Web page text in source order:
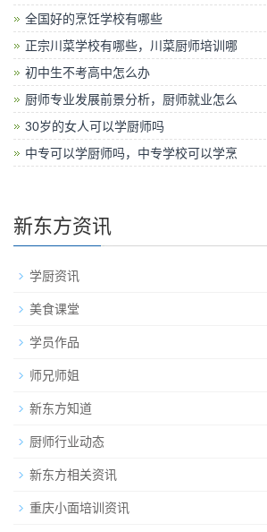
全国好的烹饪学校有哪些
正宗川菜学校有哪些，川菜厨师培训哪
初中生不考高中怎么办
厨师专业发展前景分析，厨师就业怎么
30岁的女人可以学厨师吗
中专可以学厨师吗，中专学校可以学烹
新东方资讯
学厨资讯
美食课堂
学员作品
师兄师姐
新东方知道
厨师行业动态
新东方相关资讯
重庆小面培训资讯